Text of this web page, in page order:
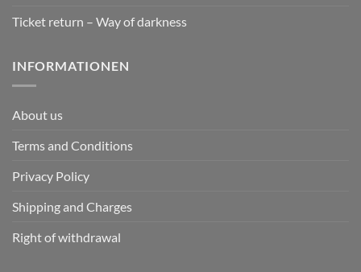
Ticket return – Way of darkness
INFORMATIONEN
About us
Terms and Conditions
Privacy Policy
Shipping and Charges
Right of withdrawal